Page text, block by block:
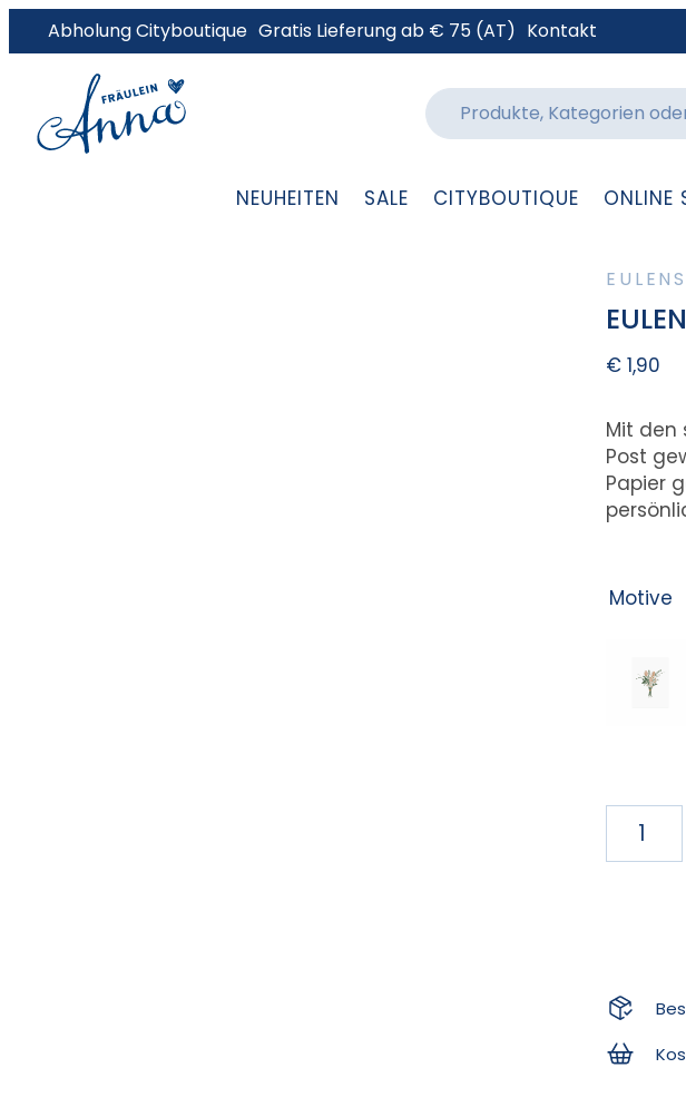
Abholung Cityboutique Gratis Lieferung ab € 75 (AT) Kontakt
NEUHEITEN SALE CITYBOUTIQUE ONLINE
€ 1,90
Mit den
Post
Papier
Motive